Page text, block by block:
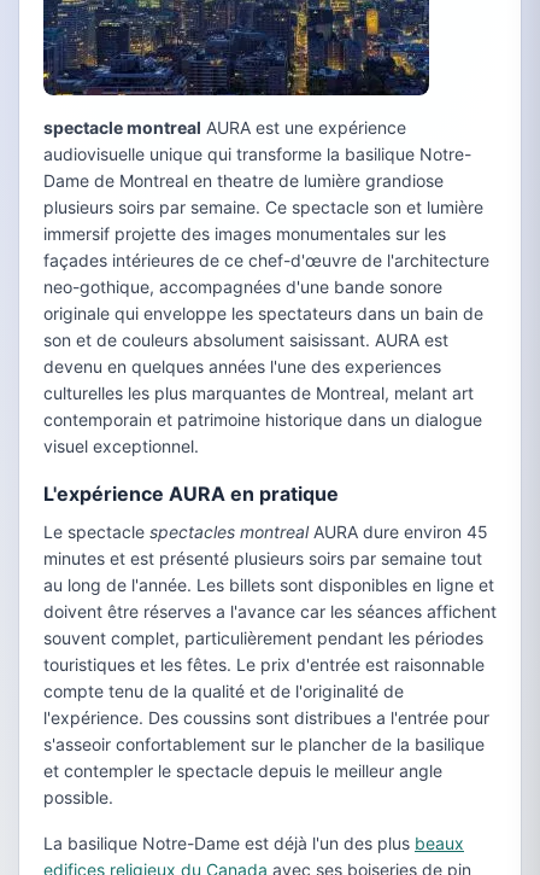
spectacle montreal AURA est une expérience
audiovisuelle unique qui transforme la basilique Notre-
Dame de Montreal en theatre de lumière grandiose
plusieurs soirs par semaine. Ce spectacle son et lumière
immersif projette des images monumentales sur les
façades intérieures de ce chef-d'œuvre de l'architecture
neo-gothique, accompagnées d'une bande sonore
originale qui enveloppe les spectateurs dans un bain de
son et de couleurs absolument saisissant. AURA est
devenu en quelques années l'une des experiences
culturelles les plus marquantes de Montreal, melant art
contemporain et patrimoine historique dans un dialogue
visuel exceptionnel.
L'expérience AURA en pratique
Le spectacle spectacles montrealAURA dure environ 45
minutes et est présenté plusieurs soirs par semaine tout
au long de l'année. Les billets sont disponibles en ligne et
doivent être réserves a l'avance car les séances affichent
souvent complet, particulièrement pendant les périodes
touristiques et les fêtes. Le prix d'entrée est raisonnable
compte tenu de la qualité et de l'originalité de
l'expérience. Des coussins sont distribues a l'entrée pour
s'asseoir confortablement sur le plancher de la basilique
et contempler le spectacle depuis le meilleur angle
possible.
La basilique Notre-Dame est déjà l'un des plus beaux
edifices religieux du Canada avec ses boiseries de pin